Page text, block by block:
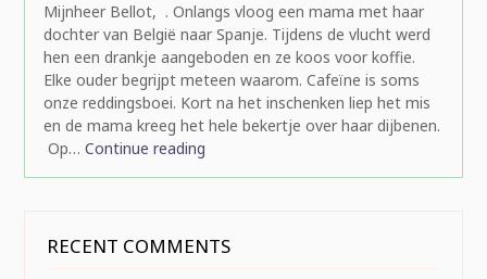
Mijnheer Bellot, . Onlangs vloog een mama met haar
dochter van België naar Spanje. Tijdens de vlucht werd
hen een drankje aangeboden en ze koos voor koffie.
Elke ouder begrijpt meteen waarom. Cafeïne is soms
onze reddingsboei. Kort na het inschenken liep het mis
en de mama kreeg het hele bekertje over haar dijbenen.
Op… Continue reading
RECENT COMMENTS